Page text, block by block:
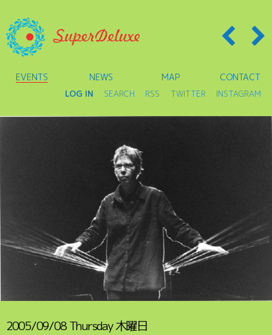
EVENTS NEWS MAP CONTACT
LOG IN SEARCH RSS TWITTER INSTAGRAM
2005/09/08Thursday木曜日